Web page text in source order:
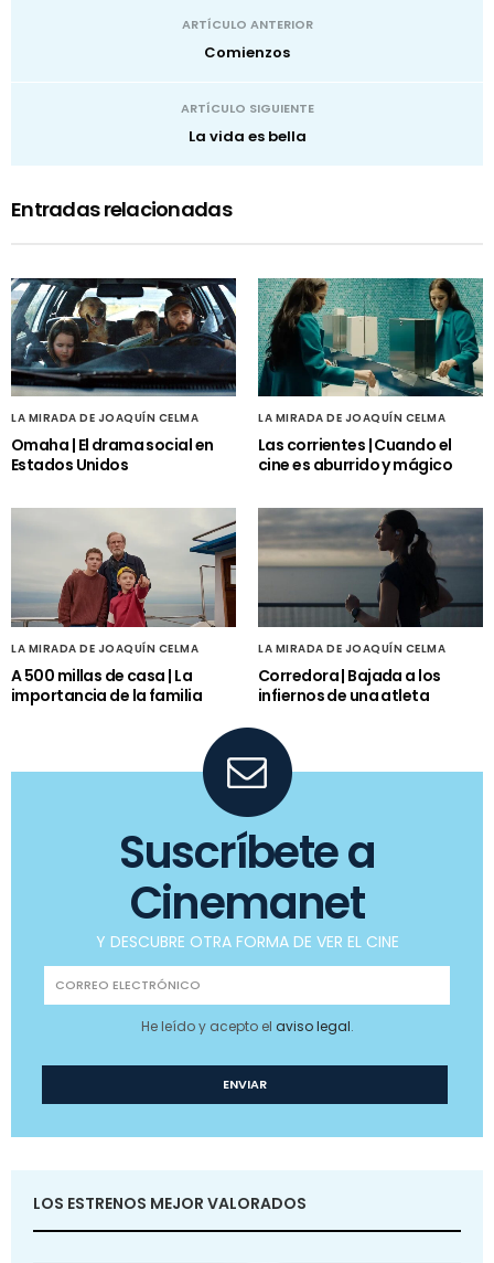
ARTÍCULO ANTERIOR
Comienzos
ARTÍCULO SIGUIENTE
La vida es bella
Entradas relacionadas
LA MIRADA DE JOAQUÍN CELMA
Omaha | El drama social en
Estados Unidos
LA MIRADA DE JOAQUÍN CELMA
Las corrientes | Cuando el
cine es aburrido y mágico
LA MIRADA DE JOAQUÍN CELMA
A 500 millas de casa | La
importancia de la familia
LA MIRADA DE JOAQUÍN CELMA
Corredora | Bajada a los
infiernos de una atleta
Suscríbete a
Cinemanet
Y DESCUBRE OTRA FORMA DE VER EL CINE
He leído y acepto el aviso legal.
LOS ESTRENOS MEJOR VALORADOS